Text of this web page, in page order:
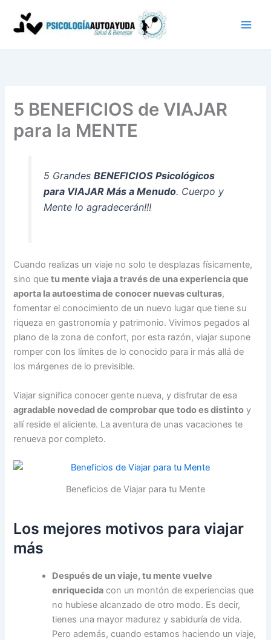
contenido
5 BENEFICIOS de VIAJAR
para la MENTE
5 Grandes BENEFICIOS Psicológicos
para VIAJAR Más a Menudo. Cuerpo y
Mente lo agradecerán!!!
Cuando realizas un viaje no solo te desplazas físicamente,
sino quetu mente viaja a través de una experiencia que
aporta la autoestima de conocer nuevas culturas,
fomentar el conocimiento de un nuevo lugar que tiene su
riqueza en gastronomía y patrimonio. Vivimos pegados al
plano de la zona de confort, por esta razón, viajar supone
romper con los límites de lo conocido para ir más allá de
los márgenes de lo previsible.
Viajar significa conocer gente nueva, y disfrutar de esa
agradable novedad de comprobar que todo es distinto y
allí reside el aliciente. La aventura de unas vacaciones te
renueva por completo.
Beneficios de Viajar para tu Mente
Los mejores motivos para viajar
más
Después de un viaje, tu mente vuelve
enriquecida con un montón de experiencias que
no hubiese alcanzado de otro modo. Es decir,
tienes una mayor madurez y sabiduría de vida.
Pero además, cuando estamos haciendo un viaje,